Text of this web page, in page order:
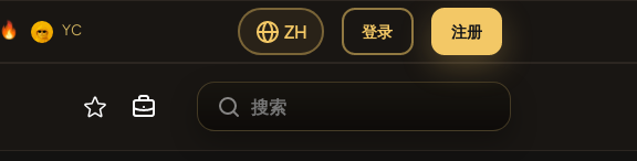
🔥
🔥
🔥
🔥 YC ZH 登录 注册